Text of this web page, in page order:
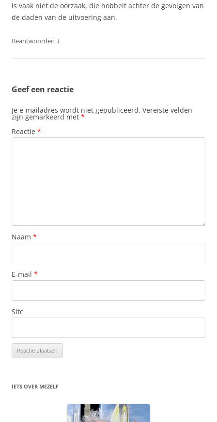
is vaak niet de oorzaak, die hobbelt achter de gevolgen van
de daden van de uitvoering aan.
Beantwoorden ↓
Geef een reactie
Je e-mailadres wordt niet gepubliceerd. Vereiste velden
zijn gemarkeerd met *
Reactie *
Naam *
E-mail *
Site
IETS OVER MEZELF